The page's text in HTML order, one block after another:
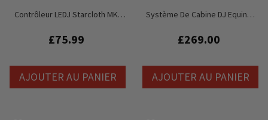
Contrôleur LEDJ Starcloth MKII
£75.99
AJOUTER AU PANIER
Système De Cabine DJ Equinox
£269.00
AJOUTER AU PANIER